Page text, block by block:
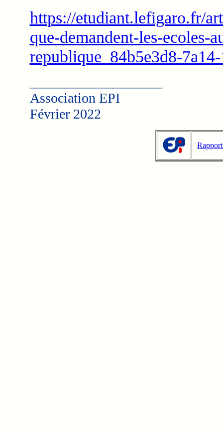
https://etudiant.lefigaro.fr/
que-demandent-les-ecoles-
republique_84b5e3d8-
Association EPI
Février 2022